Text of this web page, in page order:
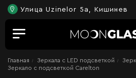
Улица Uzinelor 5a, Кишинев
Главная Зеркала c LED подсветкой
Зеркало с подсветкой Carelton